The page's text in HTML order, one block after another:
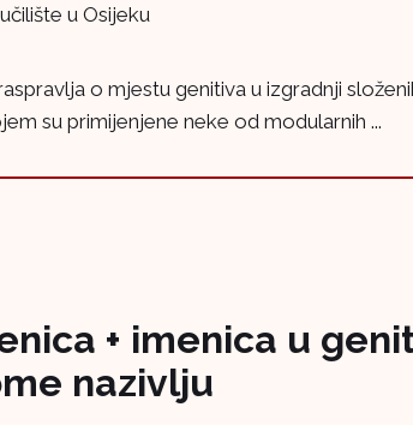
u Osijeku
o mjestu genitiva u izgradnji
su primijenjene neke od modularnih ...
+ imenica u
nazivlju